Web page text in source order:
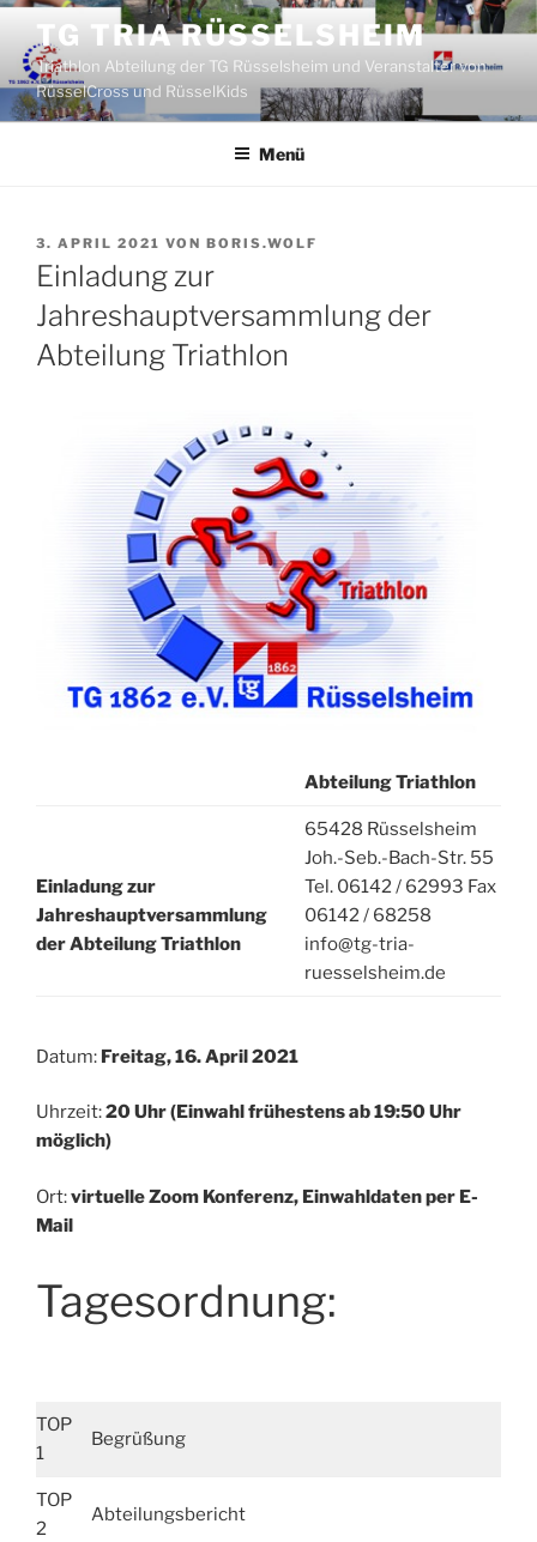
Zum
Inhalt
springen
TG TRIA RÜSSELSHEIM
Triathlon Abteilung der TG Rüsselsheim und Veranstalter von
RüsselCross und RüsselKids
Menü
VERÖFFENTLICHT
AM
3. APRIL 2021 VON BORIS.WOLF
Einladung zur
Jahreshauptversammlung der
Abteilung Triathlon
Abteilung Triathlon
Einladung zur
Jahreshauptversammlung
der Abteilung Triathlon
65428 Rüsselsheim
Joh.-Seb.-Bach-Str. 55
Tel. 06142 / 62993 Fax
06142 / 68258
info@tg-tria-
ruesselsheim.de
Datum: Freitag, 16. April 2021
Uhrzeit:20 Uhr (Einwahl frühestens ab 19:50 Uhr
möglich)
Ort:virtuelle Zoom Konferenz, Einwahldaten per E-
Mail
Tagesordnung:
TOP
1
Begrüßung
TOP
2
Abteilungsbericht